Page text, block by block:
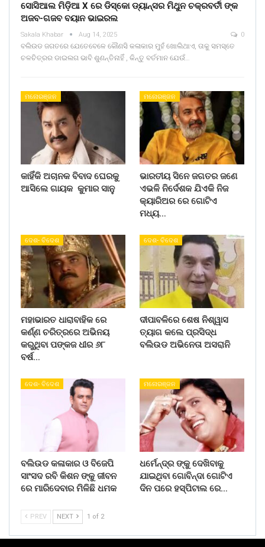
ସୋସିଆଲ ମିଡ଼ିଆ X ରେ ଡିସ୍କୋ ଡ୍ୟାନ୍ସର ମିଥୁନ ଚକ୍ରବର୍ତୀ ଙ୍କ
ଅଜବ-ଗଜବ ବୟାନ ଭାଇରଲ
Sakala Khabar Aug 14, 2025 0
ବଲିଉଡ ଜଗତରେ ଯେତେବେଳେ କୌଣସି କଳାକାର ମୁହଁ ଖୋଲିଥାଏ, ତାକୁ ସମସ୍ତେ
ଚଳଚିତ୍ରର ଡାଇଲଗ ଭାବି ଶୁଣନ୍ତିନାହିଁ , କିନ୍ତୁ ବର୍ତମାନ ଯେଉଁ…
ମନୋରଞ୍ଜନ
କାହିଁକି ଅଚାନକ ବିବାଦ ଘେରକୁ
ଆସିଲେ ଗାୟକ କୁମାର ସାନୁ
ମନୋରଞ୍ଜନ
ଭାରତୀୟ ସିନେ ଜଗତର ଜଣେ
ଏଭଳି ନିର୍ଦେଶକ ଯିଏକି ନିଜ
କ୍ୟାରିଅର ରେ ଗୋଟିଏ
ମଧ୍ୟ…
ଦେଶ- ବିଦେଶ
ମହାଭାରତ ଧାରାବାହିକ ରେ
କର୍ଣ୍ଣ ଚରିତ୍ରରେ ଅଭିନୟ
କରୁଥିବା ପଙ୍କଜ ଧୀର ୬୮
ବର୍ଷ…
ଦେଶ- ବିଦେଶ
ଦୀପାବଳିରେ ଶେଷ ନିଶ୍ୱାସ
ତ୍ୟାଗ କଲେ ପ୍ରସିଦ୍ଧ
ବଲିଉଡ ଅଭିନେତା ଅସରାନି
ଦେଶ- ବିଦେଶ
ବଲିଉଡ କଳାକାର ଓ ବିଜେପି
ସାଂସଦ ରବି କିଶନ ଙ୍କୁ ଜୀବନ
ରେ ମାରିଦେବାର ମିଳିଛି ଧମକ
ମନୋରଞ୍ଜନ
ଧର୍ମେନ୍ଦ୍ର ଙ୍କୁ ଦେଖିବାକୁ
ଯାଇଥିବା ଗୋବିନ୍ଦା ଗୋଟିଏ
ଦିନ ପରେ ହସ୍ପିଟାଲ ରେ…
PREV NEXT 1 of 2